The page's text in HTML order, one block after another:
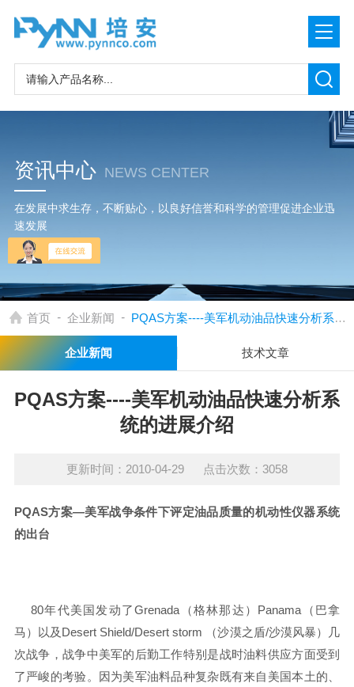
资讯中心 NEWS CENTER
在发展中求生存，不断贴心，以良好信誉和科学的管理促进企业迅
速发展
首页 - 企业新闻 - PQAS方案----美军机动油品快速分析系统的进展介绍
企业新闻 技术文章
PQAS方案----美军机动油品快速分析系
统的进展介绍
更新时间：2010-04-29 点击次数：3058
PQAS方案—美军战争条件下评定油品质量的机动性仪器系统
的出台
80年代美国发动了Grenada（格林那达）Panama（巴拿
马）以及Desert Shield/Desert storm （沙漠之盾/沙漠风暴）几
次战争，战争中美军的后勤工作特别是战时油料供应方面受到
了严峻的考验。因为美军油料品种复杂既有来自美国本土的、